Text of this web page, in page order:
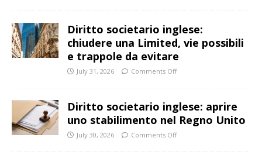
Diritto societario inglese:
chiudere una Limited, vie possibili
e trappole da evitare
July 31, 2026 Comments Off
Diritto societario inglese: aprire
uno stabilimento nel Regno Unito
July 30, 2026 Comments Off